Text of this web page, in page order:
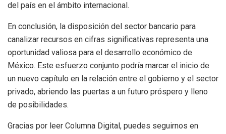
del país en el ámbito internacional.
En conclusión, la disposición del sector bancario para
canalizar recursos en cifras significativas representa una
oportunidad valiosa para el desarrollo económico de
México. Este esfuerzo conjunto podría marcar el inicio de
un nuevo capítulo en la relación entre el gobierno y el sector
privado, abriendo las puertas a un futuro próspero y lleno
de posibilidades.
Gracias por leer Columna Digital, puedes seguirnos en